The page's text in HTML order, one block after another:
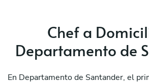
Chef a
Departamento de
En Departamento de Santander, el